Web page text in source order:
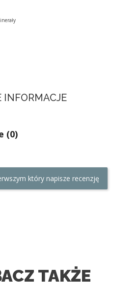
INFORMACJE
(0)
który napisze recenzję
TAKŻE